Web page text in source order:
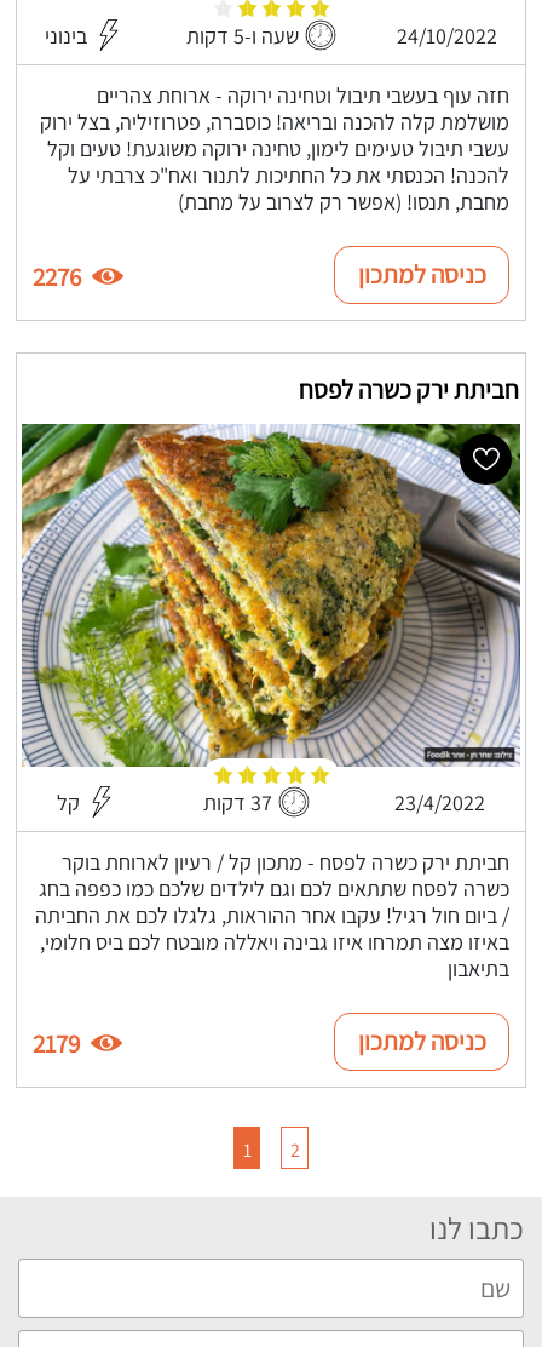
24/10/2022 שעה ו-5 דקות בינוני
חזה עוף בעשבי תיבול וטחינה ירוקה - ארוחת צהריים
מושלמת קלה להכנה ובריאה! כוסברה, פטרוזיליה, בצל ירוק
עשבי תיבול טעימים לימון, טחינה ירוקה משוגעת! טעים וקל
להכנה! הכנסתי את כל החתיכות לתנור ואח"כ צרבתי על
מחבת, תנסו! (אפשר רק לצרוב על מחבת)
כניסה למתכון 2276
חביתת ירק כשרה לפסח
23/4/2022 37 דקות קל
חביתת ירק כשרה לפסח - מתכון קל / רעיון לארוחת בוקר
כשרה לפסח שתתאים לכם וגם לילדים שלכם כמו כפפה בחג
/ ביום חול רגיל! עקבו אחר ההוראות, גלגלו לכם את החביתה
באיזו מצה תמרחו איזו גבינה ויאללה מובטח לכם ביס חלומי,
בתיאבון
כניסה למתכון 2179
1 2
כתבו לנו